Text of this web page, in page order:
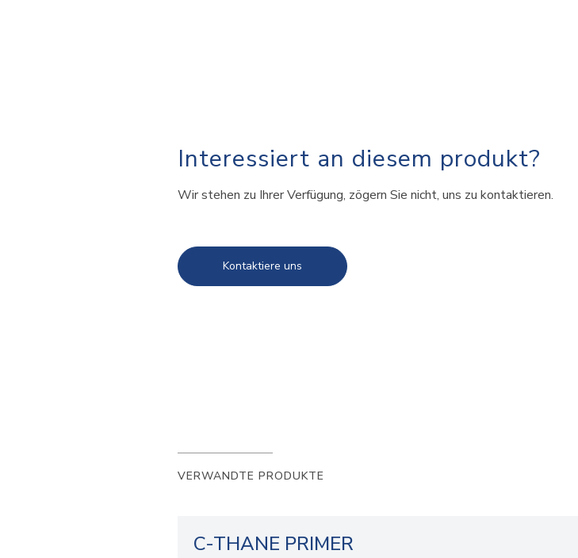
Interessiert an diesem produkt?
Wir stehen zu Ihrer Verfügung, zögern Sie nicht, uns zu kontaktieren.
Kontaktiere uns
VERWANDTE PRODUKTE
C-THANE PRIMER